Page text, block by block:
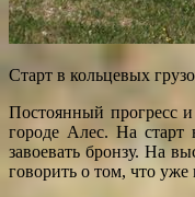
Старт в кольцевых
Постоянный прогресс
городе Алес. На старт
завоевать бронзу. На
говорить о том, что